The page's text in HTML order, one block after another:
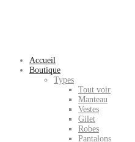
Accueil
Boutique
Types
Tout voir
Manteau
Vestes
Gilet
Robes
Pantalons